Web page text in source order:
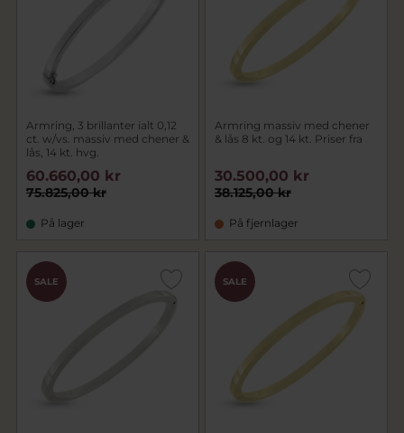
Armring, 3 brillanter ialt 0,12
ct. w/vs. massiv med chener &
lås, 14 kt. hvg.
75.825,00 kr
60.660,00 kr
På lager
Armring massiv med chener
& lås 8 kt. og 14 kt. Priser fra
38.125,00 kr
30.500,00 kr
På fjernlager
SALE SALE